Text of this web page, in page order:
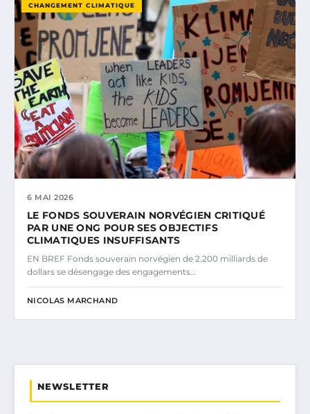
CHANGEMENT CLIMATIQUE
6 MAI 2026
LE FONDS SOUVERAIN NORVÉGIEN CRITIQUÉ
PAR UNE ONG POUR SES OBJECTIFS
CLIMATIQUES INSUFFISANTS
EN BREF Fonds souverain norvégien de 2.200 milliards de
dollars se désengage des engagements…
NICOLAS MARCHAND
NEWSLETTER